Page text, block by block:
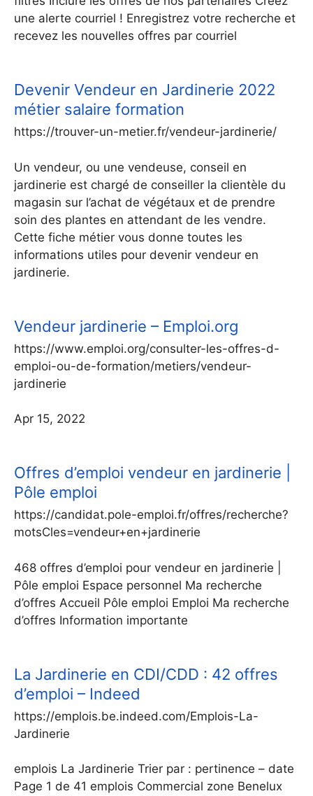
une alerte courriel ! Enregistrez votre recherche et
recevez les nouvelles offres par courriel
Devenir Vendeur en Jardinerie 2022
métier salaire formation
https://trouver-un-metier.fr/vendeur-jardinerie/
Un vendeur, ou une vendeuse, conseil en
jardinerie est chargé de conseiller la clientèle du
magasin sur l’achat de végétaux et de prendre
soin des plantes en attendant de les vendre.
Cette fiche métier vous donne toutes les
informations utiles pour devenir vendeur en
jardinerie.
Vendeur jardinerie – Emploi.org
https://www.emploi.org/consulter-les-offres-d-
emploi-ou-de-formation/metiers/vendeur-
jardinerie
Apr 15, 2022
Offres d’emploi vendeur en jardinerie |
Pôle emploi
https://candidat.pole-emploi.fr/offres/recherche?
motsCles=vendeur+en+jardinerie
468 offres d’emploi pour vendeur en jardinerie |
Pôle emploi Espace personnel Ma recherche
d’offres Accueil Pôle emploi Emploi Ma recherche
d’offres Information importante
La Jardinerie en CDI/CDD : 42 offres
d’emploi – Indeed
https://emplois.be.indeed.com/Emplois-La-
Jardinerie
emplois La Jardinerie Trier par : pertinence – date
Page 1 de 41 emplois Commercial zone Benelux